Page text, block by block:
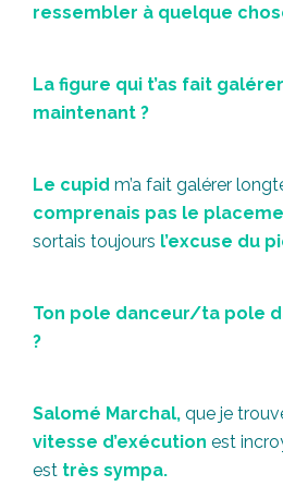
ressembler à quelque
La figure qui t’as fait
maintenant ?
Le cupid m’a fait galérer
comprenais pas le
sortais toujours l’excuse du
Ton pole danceur/ta pole
?
Salomé Marchal, que je
vitesse d’exécution est
est très sympa.